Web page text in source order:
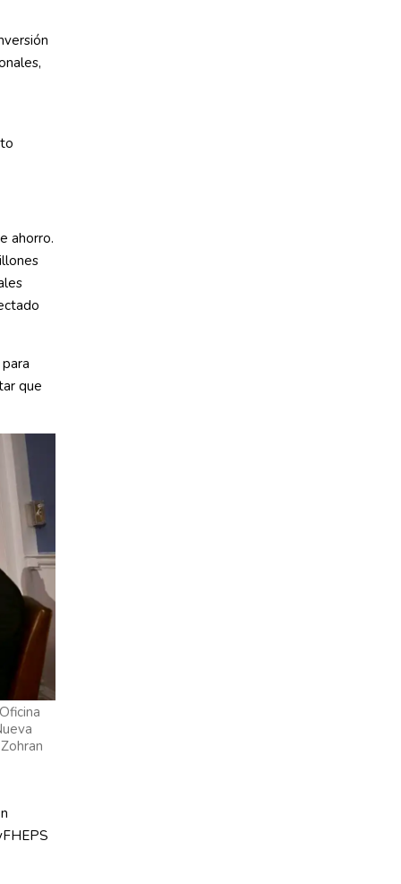
ahorro.
que